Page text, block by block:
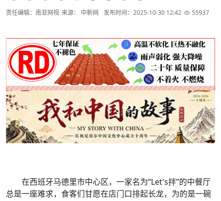
责任编辑：南亚网视 来源： 中新网 发布时间：2025-10-30 12:42 55937
在西班牙马德里市中心区，一家名为“Let's拌”的中餐厅
总是一座难求，食客们甘愿在店门口排起长龙，为的是一碗